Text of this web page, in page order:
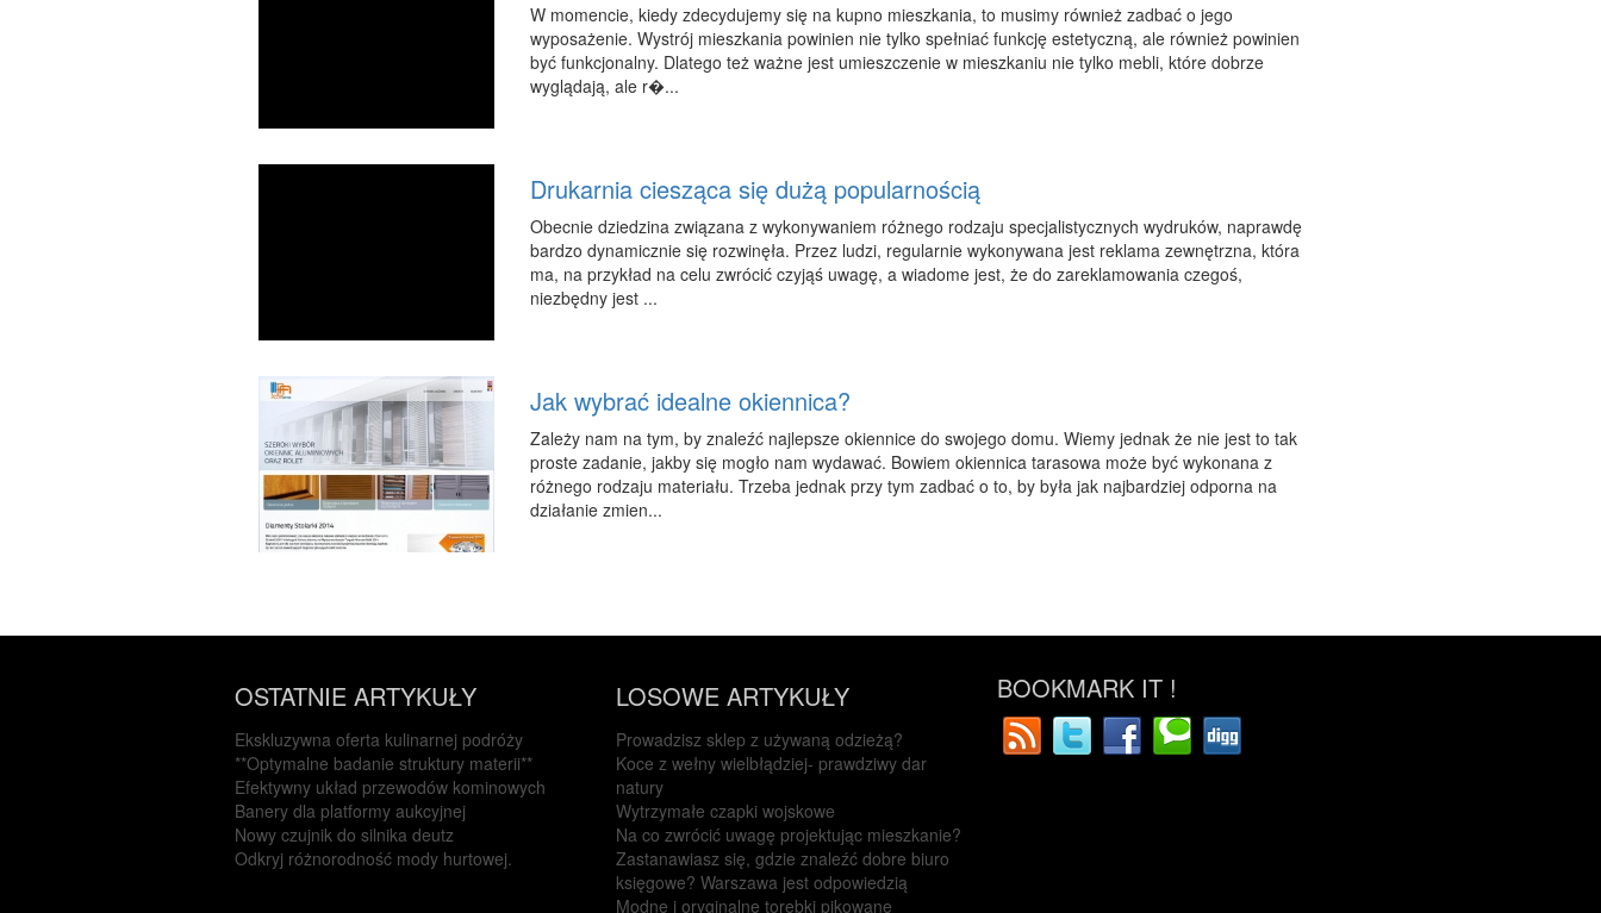
W momencie, kiedy zdecydujemy się na kupno mieszkania, to musimy również zadbać o jego
wyposażenie. Wystrój mieszkania powinien nie tylko spełniać funkcję estetyczną, ale również powinien
być funkcjonalny. Dlatego też ważne jest umieszczenie w mieszkaniu nie tylko mebli, które dobrze
wyglądają, ale r�...
Drukarnia ciesząca się dużą popularnością
Obecnie dziedzina związana z wykonywaniem różnego rodzaju specjalistycznych wydruków, naprawdę
bardzo dynamicznie się rozwinęła. Przez ludzi, regularnie wykonywana jest reklama zewnętrzna, która
ma, na przykład na celu zwrócić czyjąś uwagę, a wiadome jest, że do zareklamowania czegoś,
niezbędny jest ...
Jak wybrać idealne okiennica?
Zależy nam na tym, by znaleźć najlepsze okiennice do swojego domu. Wiemy jednak że nie jest to tak
proste zadanie, jakby się mogło nam wydawać. Bowiem okiennica tarasowa może być wykonana z
różnego rodzaju materiału. Trzeba jednak przy tym zadbać o to, by była jak najbardziej odporna na
działanie zmien...
OSTATNIE ARTYKUŁY
Ekskluzywna oferta kulinarnej podróży
**Optymalne badanie struktury materii**
Efektywny układ przewodów kominowych
Banery dla platformy aukcyjnej
Nowy czujnik do silnika deutz
Odkryj różnorodność mody hurtowej.
LOSOWE ARTYKUŁY
Prowadzisz sklep z używaną odzieżą?
Koce z wełny wielbłądziej- prawdziwy dar
natury
Wytrzymałe czapki wojskowe
Na co zwrócić uwagę projektując mieszkanie?
Zastanawiasz się, gdzie znaleźć dobre biuro
księgowe? Warszawa jest odpowiedzią
Modne i oryginalne torebki pikowane
BOOKMARK IT !